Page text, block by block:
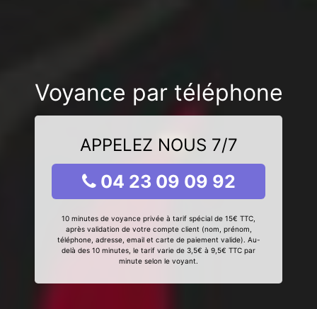
Voyance par téléphone
APPELEZ NOUS 7/7
04 23 09 09 92
10 minutes de voyance privée à tarif spécial de 15€ TTC,
après validation de votre compte client (nom, prénom,
téléphone, adresse, email et carte de paiement valide). Au-
delà des 10 minutes, le tarif varie de 3,5€ à 9,5€ TTC par
minute selon le voyant.